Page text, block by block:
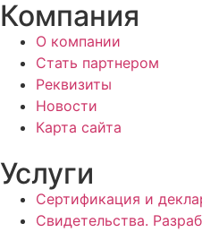
Компания
О компании
Стать партнером
Реквизиты
Новости
Карта сайта
Услуги
Сертификация и
Свидетельства.